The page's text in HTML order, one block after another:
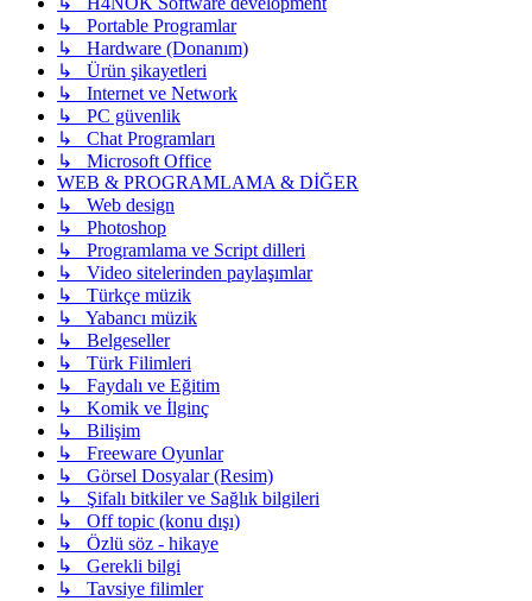
↳ Portable Programlar
↳ Hardware (Donanım)
↳ Ürün şikayetleri
↳ Internet ve Network
↳ PC güvenlik
↳ Chat Programları
↳ Microsoft Office
WEB & PROGRAMLAMA & DİĞER
↳ Web design
↳ Photoshop
↳ Programlama ve Script dilleri
↳ Video sitelerinden paylaşımlar
↳ Türkçe müzik
↳ Yabancı müzik
↳ Belgeseller
↳ Türk Filimleri
↳ Faydalı ve Eğitim
↳ Komik ve İlginç
↳ Bilişim
↳ Freeware Oyunlar
↳ Görsel Dosyalar (Resim)
↳ Şifalı bitkiler ve Sağlık bilgileri
↳ Off topic (konu dışı)
↳ Özlü söz - hikaye
↳ Gerekli bilgi
↳ Tavsiye filimler